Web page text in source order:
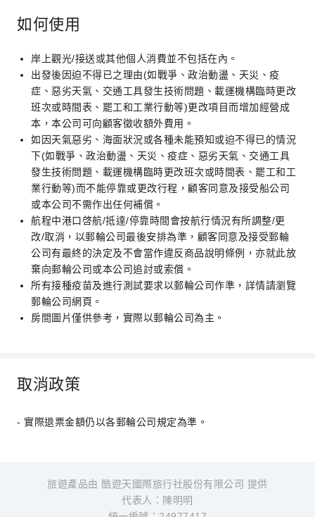
如何使用
岸上觀光/接送或其他個人消費並不包括在內。
出發後因迫不得已之理由(如戰爭、政治動盪、天災、疫
症、惡劣天氣、交通工具發生技術問題、載運機構臨時更改
班次或時間表、罷工和工業行動等)更改項目而增加經營成
本，本公司可向顧客徵收額外費用。
如因天氣惡劣、海面狀況或各種未能預知或迫不得已的情況
下(如戰爭、政治動盪、天災、疫症、惡劣天氣、交通工具
發生技術問題、載運機構臨時更改班次或時間表、罷工和工
業行動等)而不能停靠或更改行程，顧客同意及接受船公司
或本公司不需作出任何補償。
航程中港口啓航/抵達/停靠時間會按航行情況有所調整/更
改/取消，以郵輪公司最後安排為準，顧客同意及接受郵輪
公司有最終的決定及不會當作違反商品說明條例，亦就此放
棄向郵輪公司或本公司追討或索償。
所有接種疫苗及進行測試要求以郵輪公司作準，詳情請瀏覽
郵輪公司網頁。
房間圖片僅供參考，實際以郵輪公司為主。
取消政策
- 實際退票金額仍以各郵輪公司規定為準。
旅遊產品由 酷遊天國際旅行社股份有限公司 提供
代表人：陳明明